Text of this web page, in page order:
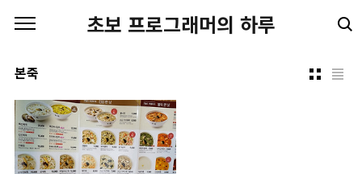
초보 프로그래머의 하루
본죽